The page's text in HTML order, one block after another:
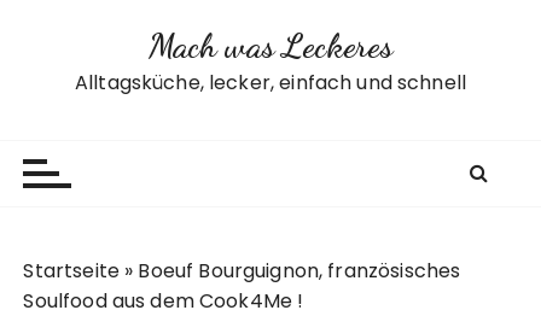
Mach was Leckeres
Alltagsküche, lecker, einfach und schnell
Startseite » Boeuf Bourguignon, französisches
Soulfood aus dem Cook4Me !